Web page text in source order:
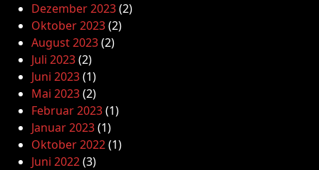
Dezember 2023(2)
Oktober 2023(2)
August 2023(2)
Juli 2023(2)
Juni 2023(1)
Mai 2023(2)
Februar 2023(1)
Januar 2023(1)
Oktober 2022(1)
Juni 2022(3)